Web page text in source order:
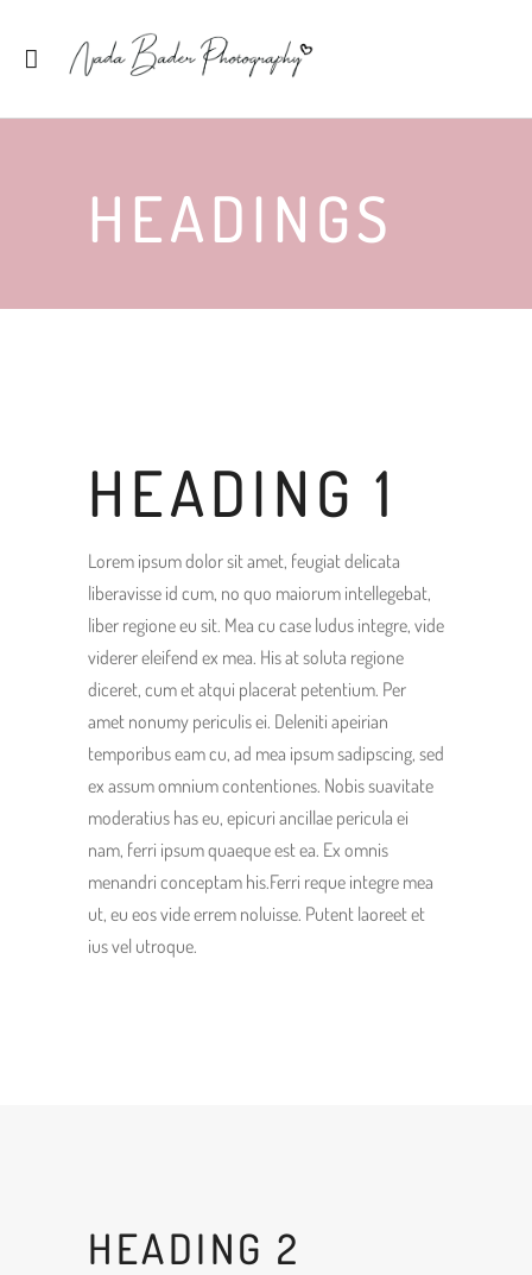
HEADINGS
HEADING 1
Lorem ipsum dolor sit amet, feugiat delicata
liberavisse id cum, no quo maiorum intellegebat,
liber regione eu sit. Mea cu case ludus integre, vide
viderer eleifend ex mea. His at soluta regione
diceret, cum et atqui placerat petentium. Per
amet nonumy periculis ei. Deleniti apeirian
temporibus eam cu, ad mea ipsum sadipscing, sed
ex assum omnium contentiones. Nobis suavitate
moderatius has eu, epicuri ancillae pericula ei
nam, ferri ipsum quaeque est ea. Ex omnis
menandri conceptam his.Ferri reque integre mea
ut, eu eos vide errem noluisse. Putent laoreet et
ius vel utroque.
HEADING 2